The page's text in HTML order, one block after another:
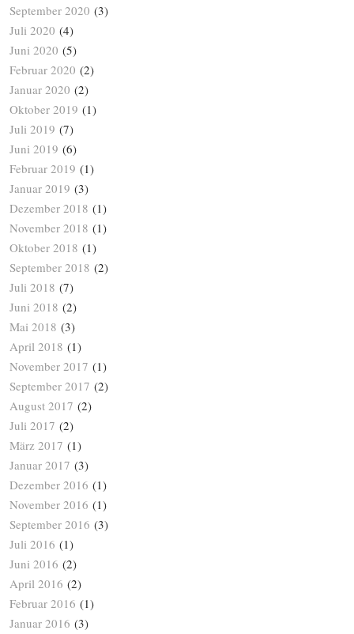
September 2020 (3)
Juli 2020 (4)
Juni 2020 (5)
Februar 2020 (2)
Januar 2020 (2)
Oktober 2019 (1)
Juli 2019 (7)
Juni 2019 (6)
Februar 2019 (1)
Januar 2019 (3)
Dezember 2018 (1)
November 2018 (1)
Oktober 2018 (1)
September 2018 (2)
Juli 2018 (7)
Juni 2018 (2)
Mai 2018 (3)
April 2018 (1)
November 2017 (1)
September 2017 (2)
August 2017 (2)
Juli 2017 (2)
März 2017 (1)
Januar 2017 (3)
Dezember 2016 (1)
November 2016 (1)
September 2016 (3)
Juli 2016 (1)
Juni 2016 (2)
April 2016 (2)
Februar 2016 (1)
Januar 2016 (3)